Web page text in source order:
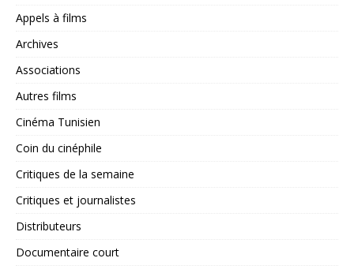
Appels à films
Archives
Associations
Autres films
Cinéma Tunisien
Coin du cinéphile
Critiques de la semaine
Critiques et journalistes
Distributeurs
Documentaire court